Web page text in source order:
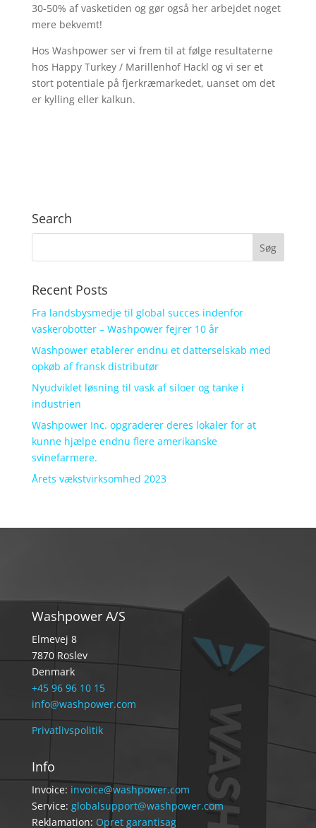
30-50% af vasketiden og gør også her arbejdet noget
mere bekvemt!
Hos Washpower ser vi frem til at følge resultaterne
hos Happy Turkey / Marillenhof Hackl og vi ser et
stort potentiale på fjerkræmarkedet, uanset om det
er kylling eller kalkun.
Search
Recent Posts
Fra landsbysmedje til global succes indenfor
vaskerobotter – Washpower fejrer 10 år
Washpower etablerer endnu et datterselskab med
opkøb af fransk distributør
Nyudviklet løsning til vask af siloer og tanke i
industrien
Washpower Inc. opgraderer deres lokaler for at
kunne hjælpe endnu flere amerikanske
svinefarmere.
Årets vækstvirksomhed 2023
Washpower A/S
Elmevej 8
7870 Roslev
Denmark
+45 96 96 10 15
info@washpower.com
Privatlivspolitik
Info
Invoice: invoice@washpower.com
Service: globalsupport@washpower.com
Reklamation: Opret garantisag